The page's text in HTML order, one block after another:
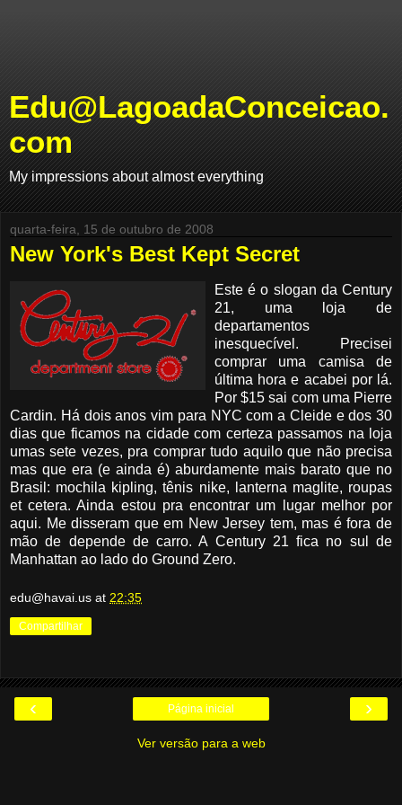
Edu@LagoadaConceicao.
com
My impressions about almost everything
quarta-feira, 15 de outubro de 2008
New York's Best Kept Secret
Este é o slogan da Century
21, uma loja de
departamentos
inesquecível. Precisei
comprar uma camisa de
última hora e acabei por lá.
Por $15 sai com uma Pierre
Cardin. Há dois anos vim para NYC com a Cleide e dos 30
dias que ficamos na cidade com certeza passamos na loja
umas sete vezes, pra comprar tudo aquilo que não precisa
mas que era (e ainda é) aburdamente mais barato que no
Brasil: mochila kipling, tênis nike, lanterna maglite, roupas
et cetera. Ainda estou pra encontrar um lugar melhor por
aqui. Me disseram que em New Jersey tem, mas é fora de
mão de depende de carro. A Century 21 fica no sul de
Manhattan ao lado do Ground Zero.
edu@havai.us at 22:35
Compartilhar
‹ ›
Página inicial
Ver versão para a web